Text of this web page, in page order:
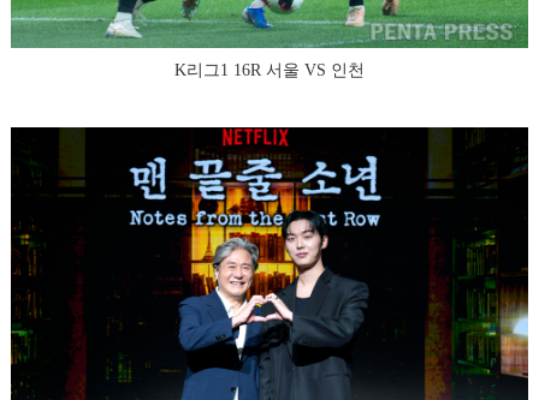
K리그1 16R 서울 VS 인천